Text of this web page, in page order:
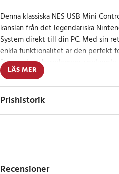
Denna klassiska NES USB Mini
känslan från det legendariska
System direkt till din PC. Med sin
enkla funktionalitet är den perfekt
återuppleva barndomens
utforska retrospel på datorn.
Kontrollen ansluts via USB 2.0 och
Retrospel på ett modernt sätt
LÄS MER
Prishistorik
Recensioner